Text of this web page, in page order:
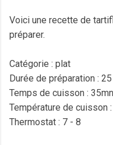
Voici une recette de
préparer.
Catégorie : plat
Durée de préparation :
Temps de cuisson : 35mn
Température de cuisson :
Thermostat : 7 - 8